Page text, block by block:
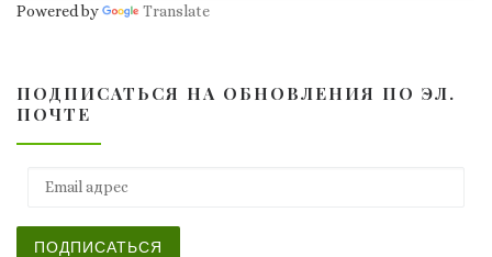
Powered by Translate
ПОДПИСАТЬСЯ НА ОБНОВЛЕНИЯ ПО ЭЛ.
ПОЧТЕ
ПОДПИСАТЬСЯ